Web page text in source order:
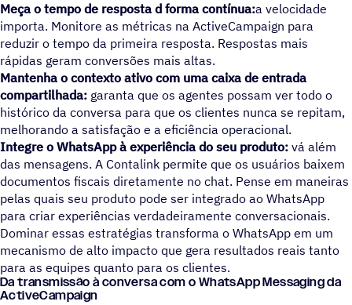
Meça o tempo de resposta d forma contínua:a velocidade
importa. Monitore as métricas na ActiveCampaign para
reduzir o tempo da primeira resposta. Respostas mais
rápidas geram conversões mais altas.
Mantenha o contexto ativo com uma caixa de entrada
compartilhada: garanta que os agentes possam ver todo o
histórico da conversa para que os clientes nunca se repitam,
melhorando a satisfação e a eficiência operacional.
Integre o WhatsApp à experiência do seu produto: vá além
das mensagens. A Contalink permite que os usuários baixem
documentos fiscais diretamente no chat. Pense em maneiras
pelas quais seu produto pode ser integrado ao WhatsApp
para criar experiências verdadeiramente conversacionais.
Dominar essas estratégias transforma o WhatsApp em um
mecanismo de alto impacto que gera resultados reais tanto
para as equipes quanto para os clientes.
Da transmissão à conversa com o WhatsApp Messaging da
ActiveCampaign